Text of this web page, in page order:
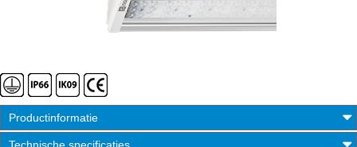
Productinformatie